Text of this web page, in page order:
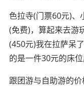
色拉寺(门票60元)、
(免费)，算起来去游
(450元)我在拉萨呆
的是一件30元的床位
跟团游与自助游的